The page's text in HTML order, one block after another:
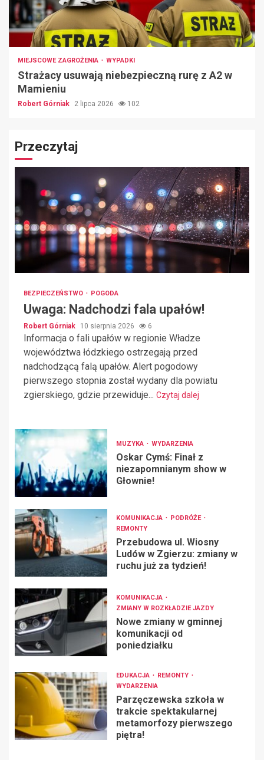
MIEJSCOWE ZAGROŻENIA WYPADKI
Strażacy usuwają niebezpieczną rurę z A2 w
Mamieniu
Robert Górniak 2 lipca 2026 102
Przeczytaj
BEZPIECZEŃSTWO POGODA
Uwaga: Nadchodzi fala upałów!
Robert Górniak 10 sierpnia 2026 6
Informacja o fali upałów w regionie Władze
województwa łódzkiego ostrzegają przed
nadchodzącą falą upałów. Alert pogodowy
pierwszego stopnia został wydany dla powiatu
zgierskiego, gdzie przewiduje... Czytaj dalej
MUZYKA WYDARZENIA
Oskar Cymś: Finał z
niezapomnianym show w
Głownie!
KOMUNIKACJA
PODRÓŻE
REMONTY
Przebudowa ul. Wiosny
Ludów w Zgierzu: zmiany w
ruchu już za tydzień!
KOMUNIKACJA
ZMIANY W ROZKŁADZIE JAZDY
Nowe zmiany w gminnej
komunikacji od
poniedziałku
EDUKACJA
REMONTY
WYDARZENIA
Parzęczewska szkoła w
trakcie spektakularnej
metamorfozy pierwszego
piętra!